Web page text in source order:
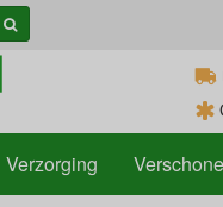
Verzorging